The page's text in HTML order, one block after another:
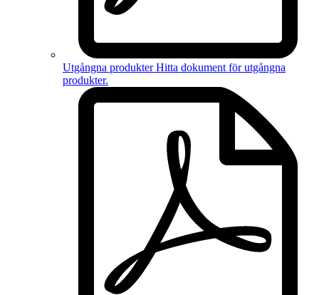
Utgångna produkter Hitta dokument förutgångna
produkter.